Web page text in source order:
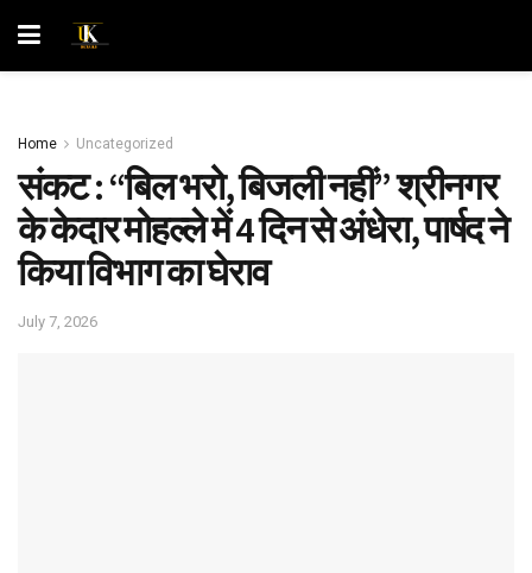
Home Uncategorized
संकट : “बिल भरो, बिजली नहीं” श्रीनगर
के केदार मोहल्ले में 4 दिन से अंधेरा, पार्षद ने
किया विभाग का घेराव
July 7, 2026